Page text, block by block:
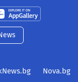
Nova.bg